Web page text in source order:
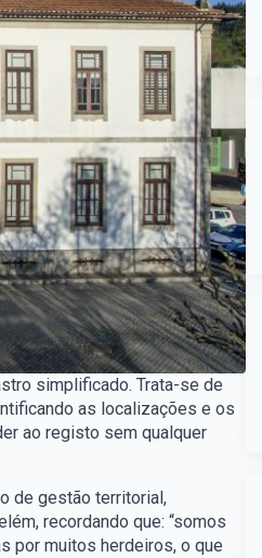
simplificado. Trata-se de
as localizações e os
ao registo sem qualquer
de gestão territorial,
recordando que: “somos
por muitos herdeiros, o que